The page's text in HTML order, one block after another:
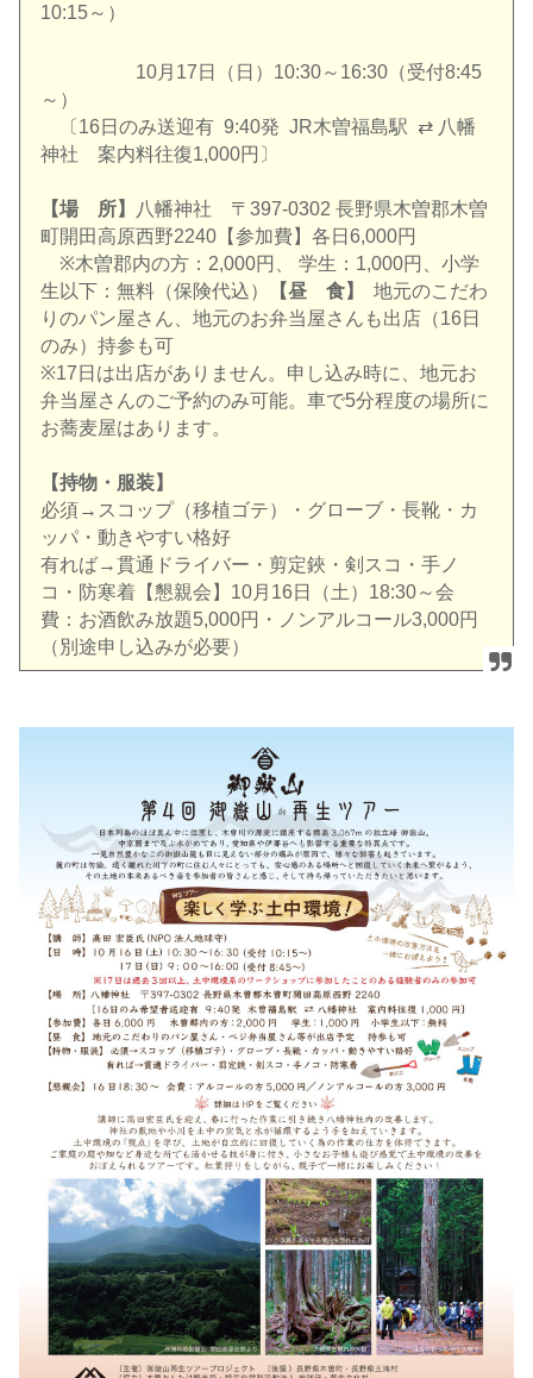
10:15～）
10月 17 日（日） 10:30～ 16:30 （受付8:45
～）
〔 16日のみ送迎有 9:40発 JR木曽福島駅 ⇄ 八幡
神社 案内料往復1,000円〕
【場 所】 八幡神社 〒397-0302長野県木曽郡木曽
町開田高原西野2240 【参加費】各日6,000円
※木曽郡内の方： 2,000円、 学生： 1,000円、小学
生以下：無料（保険代込）
【昼 食】
地元のこだわ
りのパン屋さん、地元のお弁当屋さんも出店（16日
のみ）持参も可
※17 日は出店がありません。申し込み時に、地元お
弁当屋さんのご予約のみ可能。車で5分程度の場所に
お蕎麦屋はあります。
【持物・服装】
必須→ スコップ（移植ゴテ）・グローブ・長靴・カ
ッパ・動きやすい格好
有れば→貫通ドライバー・剪定鋏・剣スコ・手ノ
コ・防寒着【懇親会】 10月 16日（土） 18:30～会
費：お酒飲み放題5,000円・ノンアルコール3,000円
（ 別途申し込みが必要）